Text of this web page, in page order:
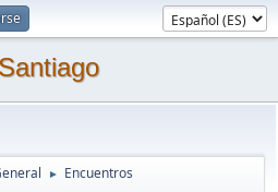
► Encuentros